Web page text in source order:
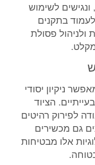
ונגישים לשימוש
בתקנים
ולניהול פסולת
ניקיון יסודי
הציוד
לפירוק רהיטים
גם מכשירים
אלו מבטיחות